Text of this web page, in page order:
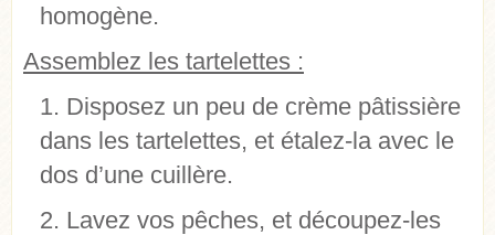
homogène.
Assemblez les tartelettes :
Disposez un peu de crème pâtissière
dans les tartelettes, et étalez-la avec le
dos d’une cuillère.
Lavez vos pêches, et découpez-les